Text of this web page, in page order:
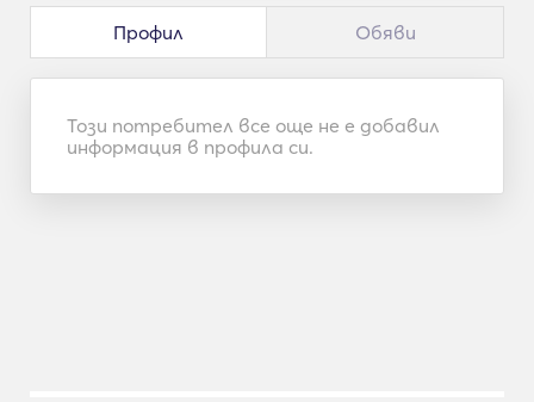
Профил Обяви
Този потребител все още не е добавил
информация в профила си.